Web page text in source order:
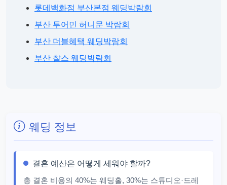
롯데백화점 부산본점 웨딩박람회
부산 투어민 허니문 박람회
부산 더블혜택 웨딩박람회
부산 찰스 웨딩박람회
웨딩 정보
결혼 예산은 어떻게 세워야 할까?
총 결혼 비용의 40%는 웨딩홀, 30%는 스튜디오·드레